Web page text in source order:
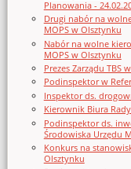
Planowania -
Drugi nabór na
MOPS w Olsztynku
Nabór na wolne
MOPS w Olsztynku
Prezes Zarządu TBS
Podinspektor w
Inspektor ds.
Kierownik Biura
Podinspektor ds.
Środowiska Urzędu
Konkurs na
Olsztynku